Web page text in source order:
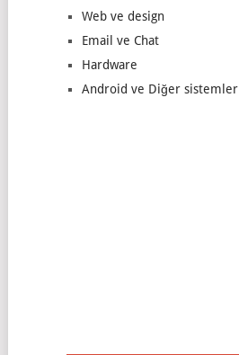
Web ve design
Email ve Chat
Hardware
Android ve Diğer sistemler